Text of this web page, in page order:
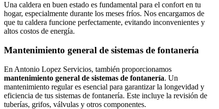
Una caldera en buen estado es fundamental para el confort en tu
hogar, especialmente durante los meses fríos. Nos encargamos de
que tu caldera funcione perfectamente, evitando inconvenientes y
altos costos de energía.
Mantenimiento general de sistemas de fontanería
En Antonio Lopez Servicios, también proporcionamos
mantenimiento general de sistemas de fontanería. Un
mantenimiento regular es esencial para garantizar la longevidad y
eficiencia de tus sistemas de fontanería. Este incluye la revisión de
tuberías, grifos, válvulas y otros componentes.